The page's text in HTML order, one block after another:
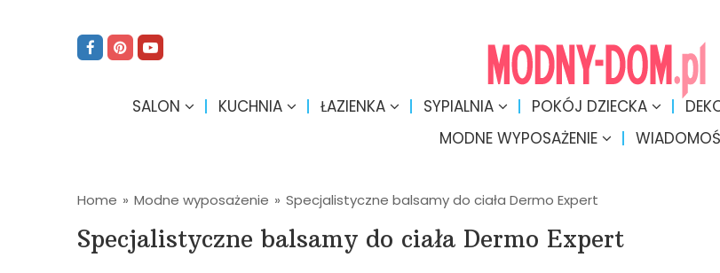
SALON KUCHNIA ŁAZIENKA SYPIALNIA POKÓJ DZIECKA
MODNE WYPOSAŻENIE
Home » Modne wyposażenie » Specjalistyczne balsamy do ciała Dermo Expert
Specjalistyczne balsamy do ciała Dermo Expert